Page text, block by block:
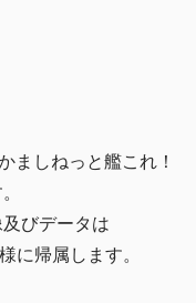
ましねっと艦これ！
びデータは
に帰属します。